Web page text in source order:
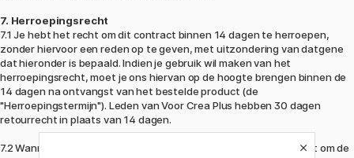
7. Herroepingsrecht
7.1 Je hebt het recht om dit contract binnen 14 dagen te herroepen,
zonder hiervoor een reden op te geven, met uitzondering van datgene
dat hieronder is bepaald. Indien je gebruik wil maken van het
herroepingsrecht, moet je ons hiervan op de hoogte brengen binnen de
14 dagen na ontvangst van het bestelde product (de
"Herroepingstermijn"). Leden van Voor Crea Plus hebben 30 dagen
retourrecht in plaats van 14 dagen.
7.2 Wanneer je een aankoop doet via de Website, heb je het recht om de